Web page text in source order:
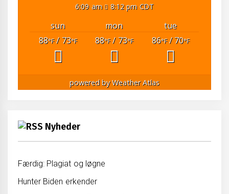
6:09 am 8:12 pm CDT
sun mon
tue
88°F/ 73°F 88°F/ 73°F 86°F/ 70°F
powered byWeather Atlas
Nyheder
Færdig: Plagiat og løgne
Hunter Biden erkender